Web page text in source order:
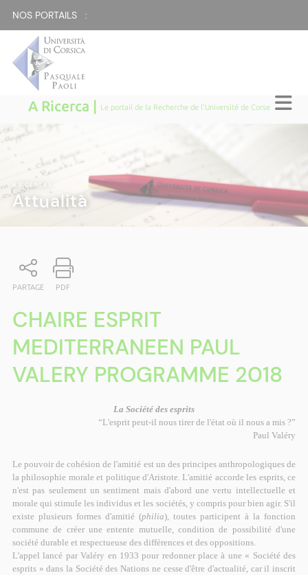
NOS PORTAILS :
A Ricerca | Le portail de la Recherche de l'Université de Corse
A RICERCA
Attualità
PARTAGE PDF
CHAIRE ESPRIT
MEDITERRANEEN PAUL
VALERY PROGRAMME 2018
La Société des esprits
“L'esprit peut-il nous tirer de l'état où il nous a mis ?”
Paul Valéry
Le pouvoir de cohésion de l'amitié est un des principes anthropologiques de
la philosophie morale et politique d'Aristote. L'amitié accorde les esprits, ce
n'est pas seulement un sentiment mais d'abord une vertu intellectuelle et
morale qui stimule les individus et les sociétés, y compris pour bien agir. S'il
existe plusieurs formes d'amitié (philia), toutes participent à la fonction
commune de créer une entente mutuelle, condition de possibilité d'une
société durable et respectueuse des différences et des oppositions.
L'appel lancé par Valéry en 1933 pour redonner place à une « Société des
esprits » dans la Société des Nations ne cesse d'être d'actualité, car il inscrit